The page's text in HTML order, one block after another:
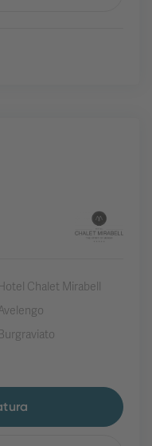
Hotel Chalet Mirabell
Burgraviato